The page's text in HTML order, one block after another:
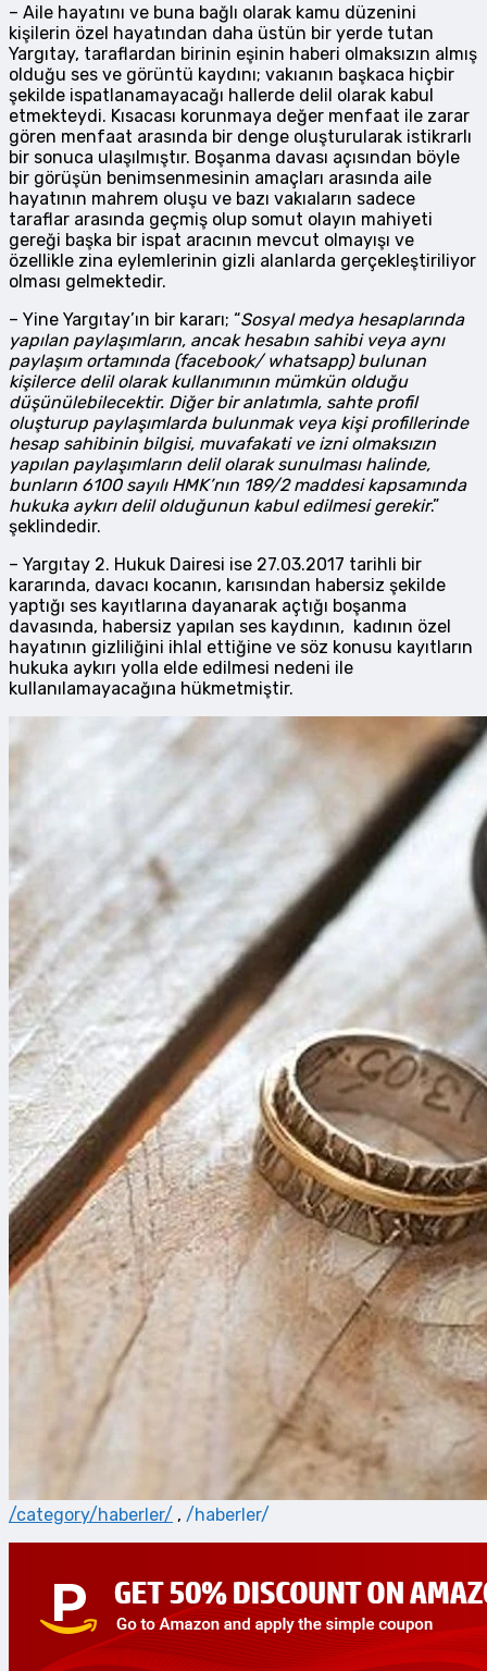
– Aile hayatını ve buna bağlı olarak kamu düzenini
kişilerin özel hayatından daha üstün bir yerde tutan
Yargıtay, taraflardan birinin eşinin haberi olmaksızın almış
olduğu ses ve görüntü kaydını; vakıanın başkaca hiçbir
şekilde ispatlanamayacağı hallerde delil olarak kabul
etmekteydi. Kısacası korunmaya değer menfaat ile zarar
gören menfaat arasında bir denge oluşturularak istikrarlı
bir sonuca ulaşılmıştır. Boşanma davası açısından böyle
bir görüşün benimsenmesinin amaçları arasında aile
hayatının mahrem oluşu ve bazı vakıaların sadece
taraflar arasında geçmiş olup somut olayın mahiyeti
gereği başka bir ispat aracının mevcut olmayışı ve
özellikle zina eylemlerinin gizli alanlarda gerçekleştiriliyor
olması gelmektedir.
– Yine Yargıtay’ın bir kararı; “Sosyal medya hesaplarında
yapılan paylaşımların, ancak hesabın sahibi veya aynı
paylaşım ortamında (facebook/ whatsapp) bulunan
kişilerce delil olarak kullanımının mümkün olduğu
düşünülebilecektir. Diğer bir anlatımla, sahte profil
oluşturup paylaşımlarda bulunmak veya kişi profillerinde
hesap sahibinin bilgisi, muvafakati ve izni olmaksızın
yapılan paylaşımların delil olarak sunulması halinde,
bunların 6100 sayılı HMK’nın 189/2 maddesi kapsamında
hukuka aykırı delil olduğunun kabul edilmesi gerekir.”
şeklindedir.
– Yargıtay 2. Hukuk Dairesi ise 27.03.2017 tarihli bir
kararında, davacı kocanın, karısından habersiz şekilde
yaptığı ses kayıtlarına dayanarak açtığı boşanma
davasında, habersiz yapılan ses kaydının, kadının özel
hayatının gizliliğini ihlal ettiğine ve söz konusu kayıtların
hukuka aykırı yolla elde edilmesi nedeni ile
kullanılamayacağına hükmetmiştir.
/category/haberler/ , /haberler/